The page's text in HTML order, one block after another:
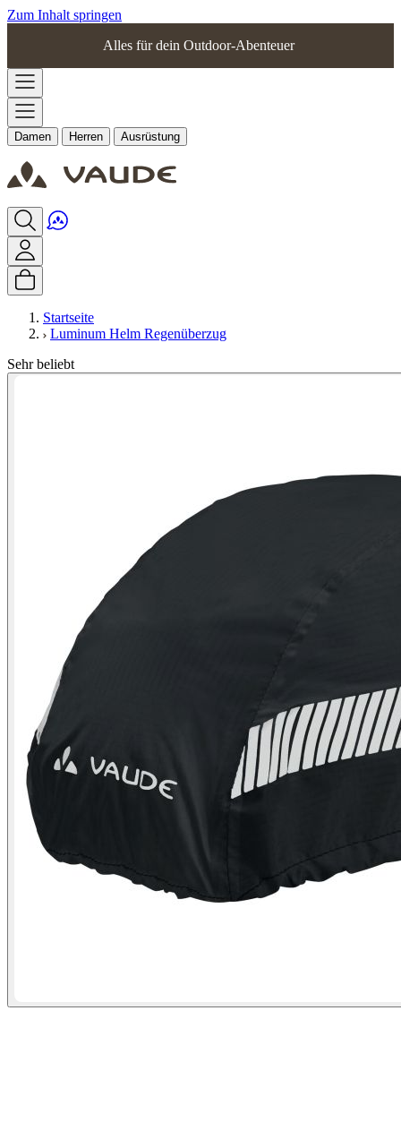
Zum Inhalt springen
Alles für dein Outdoor-Abenteuer
Damen Herren Ausrüstung
Startseite
Luminum Helm Regenüberzug
Sehr beliebt